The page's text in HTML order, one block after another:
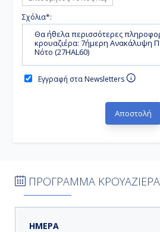
Σχόλια*:
Εγγραφή στα Newsletters
ΠΡΟΓΡΑΜΜΑ
ΗΜΕΡΑ